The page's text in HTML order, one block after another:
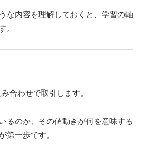
な内容を理解しておくと、学習の軸
。
合わせで取引します。
るのか、その値動きが何を意味する
第一歩です。